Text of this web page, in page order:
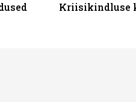
Kriisikindluse